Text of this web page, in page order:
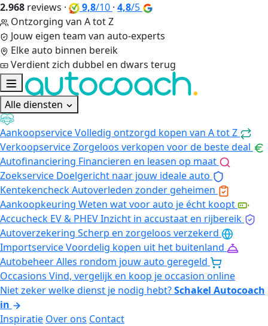
2.968 reviews · 9,8/10 · 4,8/5
Ontzorging van A tot Z
Jouw eigen team van auto-experts
Elke auto binnen bereik
Verdient zich dubbel en dwars terug
Alle diensten
AankoopserviceVolledig ontzorgd kopen van A tot Z
VerkoopserviceZorgeloos verkopen voor de beste deal
Autofinanciering Financieren en leasen op maat
Zoekservice Doelgericht naar jouw ideale auto
KentekencheckAutoverleden zonder geheimen
Aankoopkeuring Weten wat voor auto je écht koopt
Accucheck EV & PHEVInzicht in accustaat en rijbereik
Autoverzekering Scherp en zorgeloos verzekerd
ImportserviceVoordelig kopen uit het buitenland
AutobeheerAlles rondom jouw auto geregeld
Occasions Vind, vergelijk en koop je occasion online
Niet zeker welke dienst je nodig hebt?Schakel Autocoach
in
Inspiratie Over ons Contact